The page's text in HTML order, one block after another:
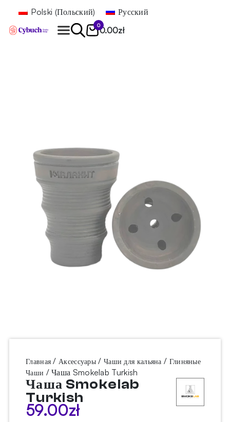
Polski (Польский) Русский
0
0.00zł
Главная /Аксессуары / Чаши для кальяна / Глиняные
Чаши / Чаша Smokelab Turkish
Чаша Smokelab
Turkish
59.00zł